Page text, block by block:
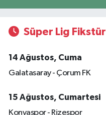
Süper Lig Fikstür
14 Ağustos, Cuma
Galatasaray - Çorum FK
15 Ağustos, Cumartesi
Konyaspor - Rizespor